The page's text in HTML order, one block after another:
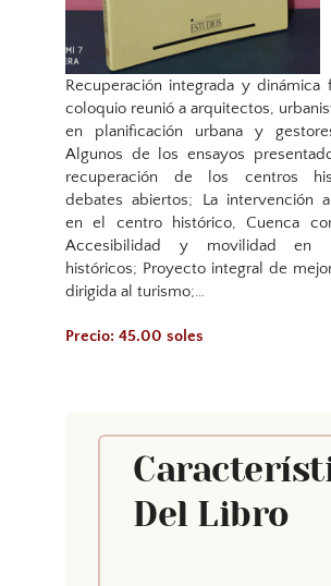
Recuperación integrada y dinámica
coloquio reunió a arquitectos,
en planificación urbana y
Algunos de los ensayos
recuperación de los centros
debates abiertos; La intervención
en el centro histórico, Cuenca
Accesibilidad y movilidad en
históricos; Proyecto integral de
dirigida al turismo;…
Precio: 45.00 soles
Del Libro